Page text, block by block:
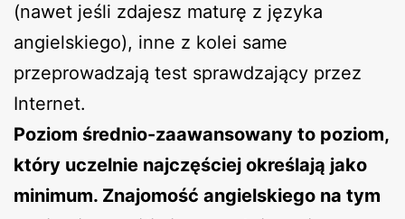
(nawet jeśli zdajesz maturę z języka
angielskiego), inne z kolei same
przeprowadzają test sprawdzający przez
Internet.
Poziom średnio-zaawansowany to poziom,
który uczelnie najczęściej określają jako
minimum. Znajomość angielskiego na tym